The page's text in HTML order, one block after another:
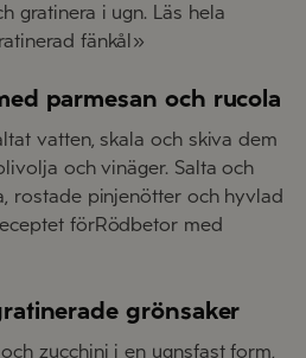
gratinera i ugn. Läs hela
fänkål»
parmesan och rucola
vatten, skala och skiva dem
och vinäger. Salta och
rostade pinjenötter och hyvlad
förRödbetor med
grönsaker
zucchini i en ugnsfast form,